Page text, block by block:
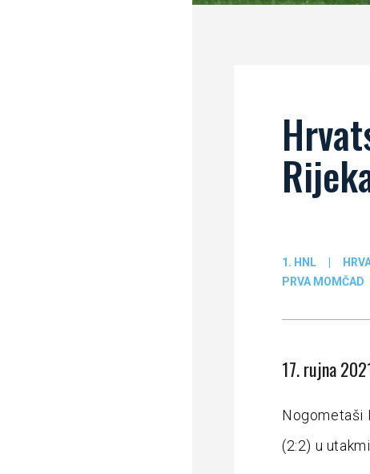
1. HNL
PRVA MOMČAD
17. rujna
Nogometaši
(2:2) u